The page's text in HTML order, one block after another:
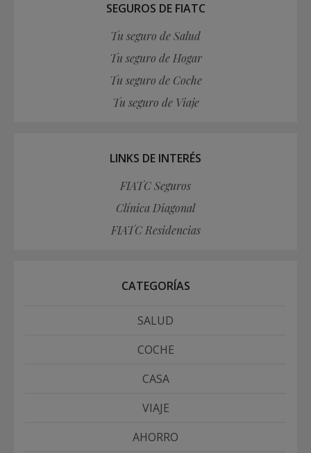
SEGUROS DE FIATC
Tu seguro de Salud
Tu seguro de Hogar
Tu seguro de Coche
Tu seguro de Viaje
LINKS DE INTERÉS
FIATC Seguros
Clínica Diagonal
FIATC Residencias
CATEGORÍAS
SALUD
COCHE
CASA
VIAJE
AHORRO